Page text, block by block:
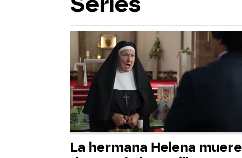
La hermana Helena muere